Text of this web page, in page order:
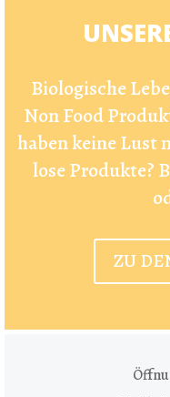
Biologische
Non Food
haben keine Lust
lose Produkte?
ZU